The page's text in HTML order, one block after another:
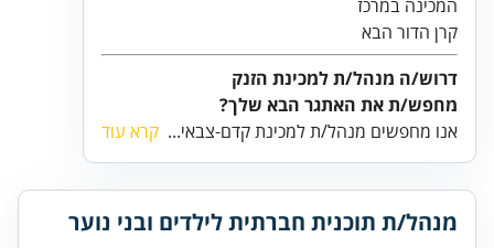
קרן הדור הבא
דרוש/ה מנהל/ת למכינת הזנק
מחפש/ת את האתגר הבא שלך?
אנו מחפשים מנהל/ת למכינת קדם-צבאי... קרא עוד
מנהל/ת תוכנית חברתית לילדים ובני נוער